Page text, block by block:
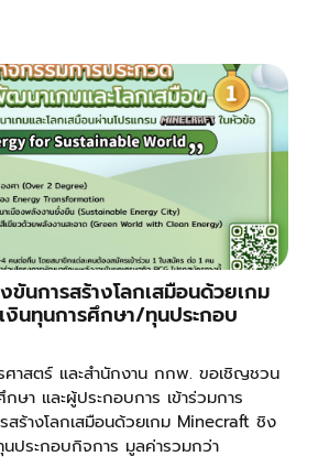
ขันการสร้างโลกเสมือนด้วยเกม
นทุนการศึกษา/ทุนประกอบ
ศาสตร์ และสำนักงาน กกพ. ขอเชิญชวน
ษา และผู้ประกอบการ เข้าร่วมการ
สร้างโลกเสมือนด้วยเกม Minecraft ชิง
ประกอบกิจการ มูลค่ารวมกว่า